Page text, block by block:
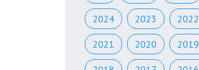
2024 2023 2022
2021 2020 2019